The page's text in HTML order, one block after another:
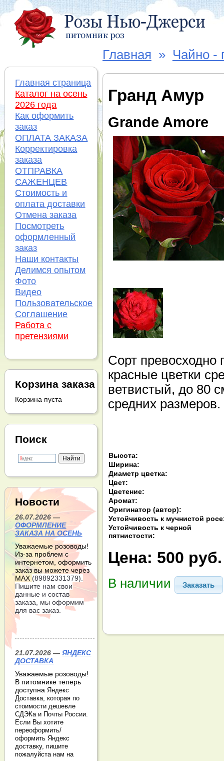
Главная » Чайно -
Гранд Амур
Grande Amore
Сорт превосходно
красные цветки
ветвистый, до 80
средних
Высота:
Ширина:
Диаметр цветка:
Цвет:
Цветение:
Аромат:
Оригинатор (автор):
Устойчивость к мучнистой
Устойчивость к черной
пятнистости:
Цена: 500 руб.
В наличии Заказать
Главная страница
Каталог на осень
2026 года
Как оформить
заказ
ОПЛАТА ЗАКАЗА
Корректировка
заказа
ОТПРАВКА
САЖЕНЦЕВ
Стоимость и
оплата доставки
Отмена заказа
Посмотреть
оформленный
заказ
Наши контакты
Делимся опытом
Фото
Видео
Пользовательское
Соглашение
Работа с
претензиями
Корзина заказа
Корзина пуста
Поиск
Новости
26.07.2026 —
ОФОРМЛЕНИЕ
ЗАКАЗА НА ОСЕНЬ
Уважаемые розоводы!
Из-за проблем с
интернетом, оформить
заказ вы можете через
МАХ (89892331379).
Пишите нам свои
данные и состав
заказа, мы оформим
для вас заказ.
21.07.2026 —ЯНДЕКС
ДОСТАВКА
Уважаемые розоводы!
В питомнике теперь
доступнаЯндекс
Доставка, которая по
стоимости дешевле
СДЭКа и Почты России.
Если Вы хотите
переоформить/
оформить Яндекс
доставку, пишите
пожалуйста нам на